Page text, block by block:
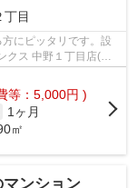
丁目
にピッタリです。設
クス 中野１丁目店(徒
等：5,000円 )
1ヶ月
㎡
ンション